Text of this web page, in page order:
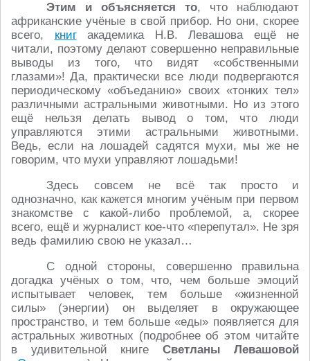
Этим и объясняется то, что наблюдают
африканские учёные в свой прибор. Но они, скорее
всего, книгакадемика Н.В. Левашова ещё не
читали, поэтому делают совершенно неправильные
выводы из того, что видят «собственными
глазами»! Да, практически все люди подвергаются
периодическому «объеданию» своих «тонких тел»
различными астральными животными. Но из этого
ещё нельзя делать вывод о том, что люди
управляются этими астральными животными.
Ведь, если на лошадей садятся мухи, мы же не
говорим, что мухи управляют лошадьми!
Здесь совсем не всё так просто и
однозначно, как кажется многим учёным при первом
знакомстве с какой-либо проблемой, а, скорее
всего, ещё и журналист кое-что «перепутал». Не зря
ведь фамилию свою не указал…
С одной стороны, совершенно правильна
догадка учёных о том, что, чем больше эмоций
испытывает человек, тем больше «жизненной
силы» (энергии) он выделяет в окружающее
пространство, и тем больше «еды» появляется для
астральных животных (подробнее об этом читайте
в удивительной книге Светланы Левашовой